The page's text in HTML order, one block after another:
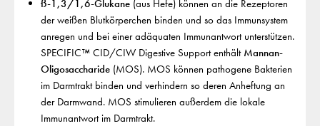
ß-1,3/1,6-Glukane(aus Hefe) können an die Rezeptoren
der weißen Blutkörperchen binden und so das Immunsystem
anregen und bei einer adäquaten Immunantwort unterstützen.
SPECIFIC™ CID/CIW Digestive Support enthält Mannan-
Oligosaccharide(MOS). MOS können pathogene Bakterien
im Darmtrakt binden und verhindern so deren Anheftung an
der Darmwand. MOS stimulieren außerdem die lokale
Immunantwort im Darmtrakt.